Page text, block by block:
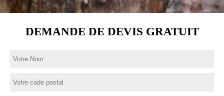
DEMANDE DE DEVIS GRATUIT